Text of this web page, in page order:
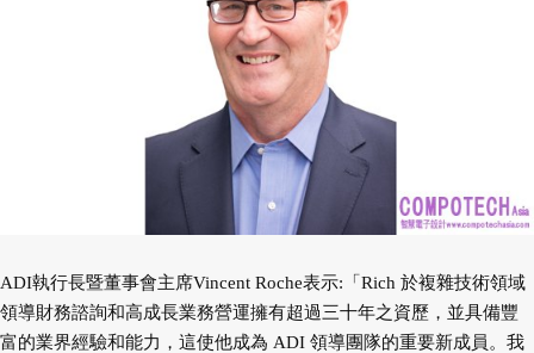
ADI執行長暨董事會主席Vincent Roche表示:「Rich 於複雜技術領域
領導財務諮詢和高成長業務營運擁有超過三十年之資歷，並具備豐
富的業界經驗和能力，這使他成為 ADI 領導團隊的重要新成員。我